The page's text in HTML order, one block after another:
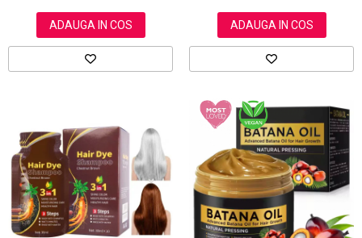
ADAUGA IN COS ADAUGA IN COS